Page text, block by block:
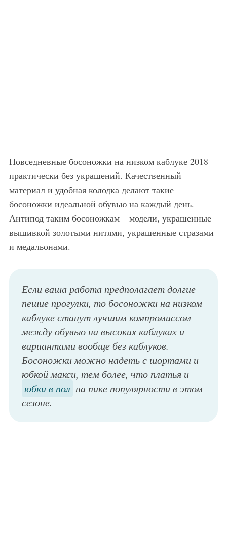
Повседневные босоножки на низком каблуке 2018
практически без украшений. Качественный
материал и удобная колодка делают такие
босоножки идеальной обувью на каждый день.
Антипод таким босоножкам – модели, украшенные
вышивкой золотыми нитями, украшенные стразами
и медальонами.
Если ваша работа предполагает долгие
пешие прогулки, то босоножки на низком
каблуке станут лучшим компромиссом
между обувью на высоких каблуках и
вариантами вообще без каблуков.
Босоножки можно надеть с шортами и
юбкой макси, тем более, что платья и
юбки в пол на пике популярности в этом
сезоне.